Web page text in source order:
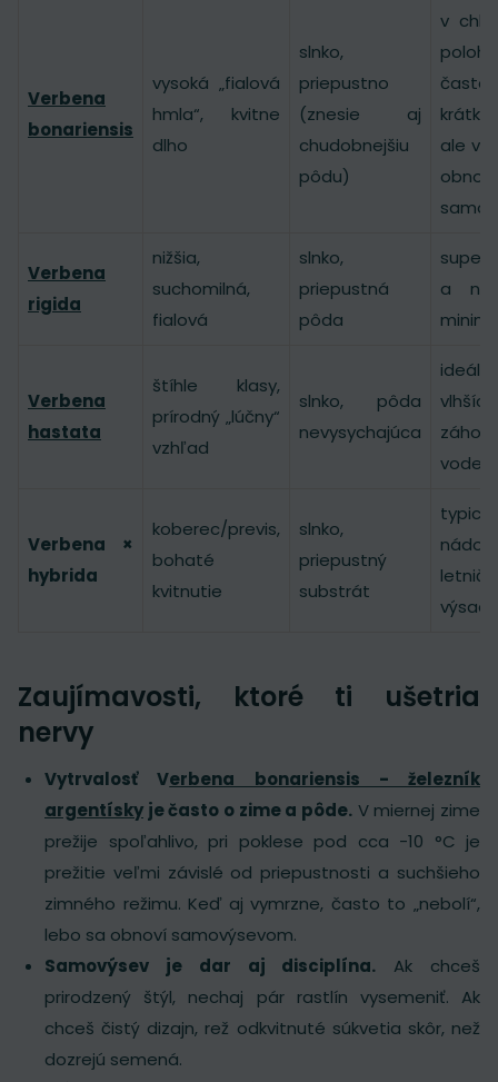
Verbena
bonariensis
vysoká „fialová
hmla“, kvitne
dlho
slnko,
priepustno
(znesie aj
chudobnejšiu
pôdu)
v
často
ale
Verbena
rigida
nižšia,
suchomilná,
fialová
slnko,
priepustná
pôda
super
a na
Verbena
hastata
štíhle klasy,
prírodný „lúčny“
vzhľad
slnko, pôda
nevysychajúca
vlhších
vode
Verbena ×
hybrida
koberec/previs,
bohaté
kvitnutie
slnko,
priepustný
substrát
Zaujímavosti, ktoré ti ušetria
nervy
Vytrvalosť Verbena bonariensis - železník
argentísky je často o zime a pôde. V miernej zime
prežije spoľahlivo, pri poklese pod cca -10 °C je
prežitie veľmi závislé od priepustnosti a suchšieho
zimného režimu. Keď aj vymrzne, často to „nebolí“,
lebo sa obnoví samovýsevom.
Samovýsev je dar aj disciplína. Ak chceš
prirodzený štýl, nechaj pár rastlín vysemeniť. Ak
chceš čistý dizajn, rež odkvitnuté súkvetia skôr, než
dozrejú semená.